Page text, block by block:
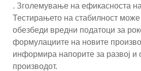
. Зголемување на ефикасноста
Тестирањето на стабилност може
обезбеди вредни податоци за
формулациите на новите
информира напорите за развој и
производот.